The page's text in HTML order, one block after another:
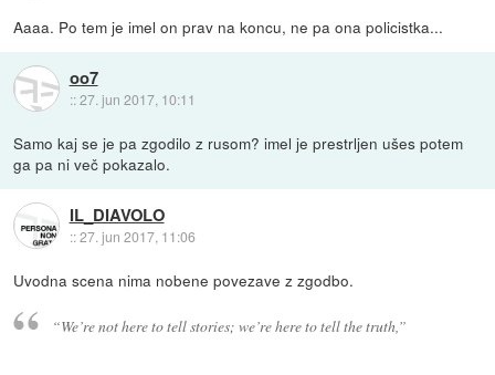
Aaaa. Po tem je imel on prav na koncu, ne pa ona policistka...
oo7
::27. jun 2017, 10:11
Samo kaj se je pa zgodilo z rusom? imel je prestrljen ušes potem
ga pa ni več pokazalo.
IL_DIAVOLO
::27. jun 2017, 11:06
Uvodna scena nima nobene povezave z zgodbo.
“We’re not here to tell stories; we’re here to tell the truth,”